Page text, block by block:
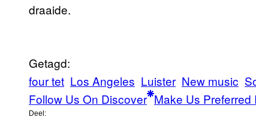
draaide.
Getagd:
four tet Los Angeles Luister New music
Follow Us On Discover Make Us Preferred
Deel: